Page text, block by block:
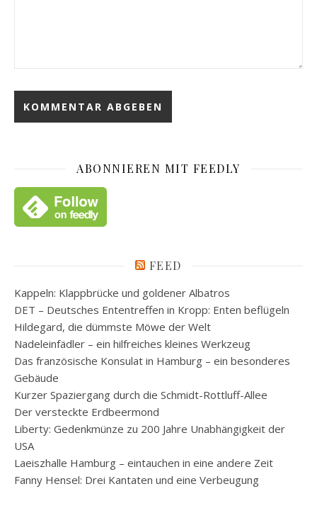
ABONNIEREN MIT FEEDLY
FEED
Kappeln: Klappbrücke und goldener Albatros
DET – Deutsches Ententreffen in Kropp: Enten beflügeln
Hildegard, die dümmste Möwe der Welt
Nadeleinfädler – ein hilfreiches kleines Werkzeug
Das französische Konsulat in Hamburg – ein besonderes
Gebäude
Kurzer Spaziergang durch die Schmidt-Rottluff-Allee
Der versteckte Erdbeermond
Liberty: Gedenkmünze zu 200 Jahre Unabhängigkeit der
USA
Laeiszhalle Hamburg – eintauchen in eine andere Zeit
Fanny Hensel: Drei Kantaten und eine Verbeugung